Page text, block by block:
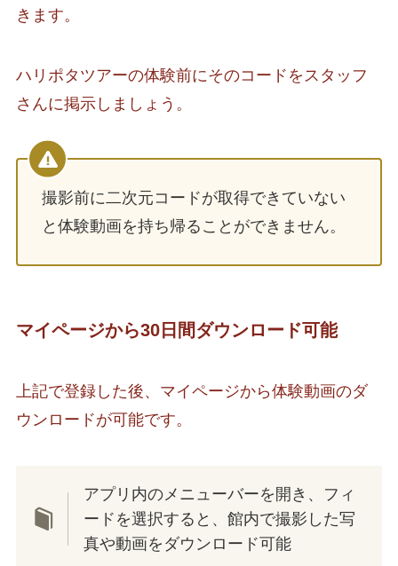
きます。
ハリポタツアーの体験前にそのコードをスタッフ
さんに掲示しましょう。
撮影前に二次元コードが取得できていない
と体験動画を持ち帰ることができません。
マイページから30日間ダウンロード可能
上記で登録した後、マイページから体験動画のダ
ウンロードが可能です。
アプリ内のメニューバーを開き、フィ
ードを選択すると、館内で撮影した写
真や動画をダウンロード可能